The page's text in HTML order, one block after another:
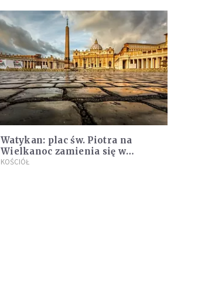
Watykan: plac św. Piotra na
Wielkanoc zamienia się w
"kwiatowy raj"
KOŚCIÓŁ